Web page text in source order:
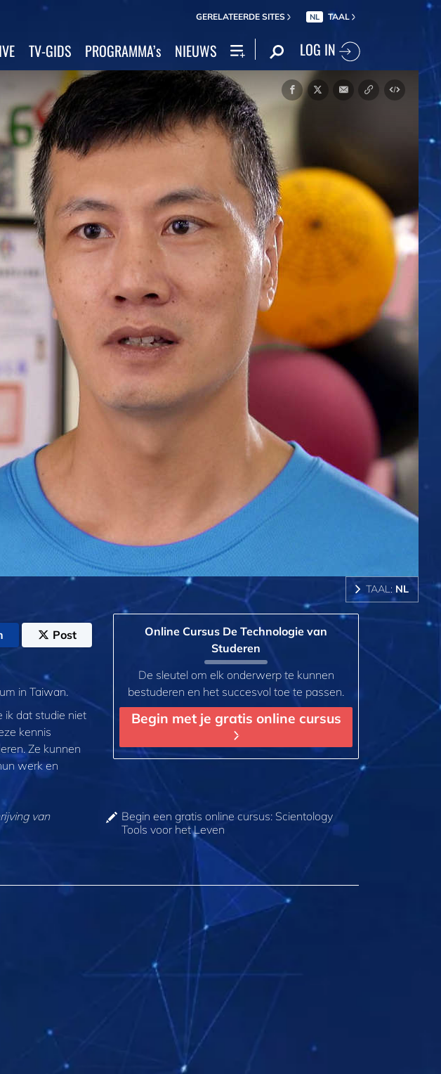
GERELATEERDE SITES NL TAAL
TV‑GIDS PROGRAMMA’s NIEUWS LOG IN
TAAL: NL
Post
in Taiwan.
ik dat studie niet
kennis
Ze kunnen
werk en
Online Cursus De Technologie van
Studeren
De sleutel om elk onderwerp te kunnen
bestuderen en het succesvol toe te passen.
Begin met je gratis online cursus
van
Begin een gratis online cursus: Scientology
Tools voor het Leven